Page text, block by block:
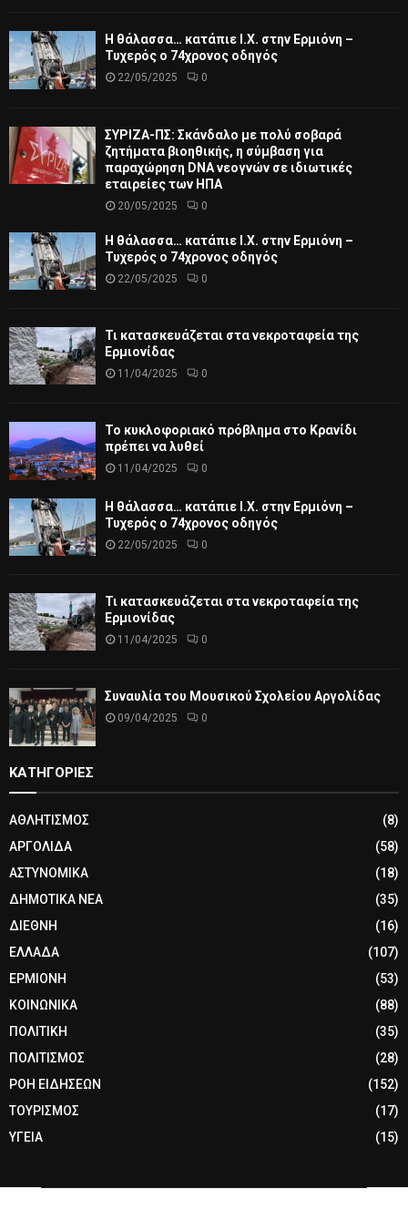
Η θάλασσα… κατάπιε Ι.Χ. στην Ερμιόνη –
Τυχερός ο 74χρονος οδηγός
22/05/2025 0
ΣΥΡΙΖΑ-ΠΣ: Σκάνδαλο με πολύ σοβαρά
ζητήματα βιοηθικής, η σύμβαση για
παραχώρηση DNA νεογνών σε ιδιωτικές
εταιρείες των ΗΠΑ
20/05/2025 0
Η θάλασσα… κατάπιε Ι.Χ. στην Ερμιόνη –
Τυχερός ο 74χρονος οδηγός
22/05/2025 0
Τι κατασκευάζεται στα νεκροταφεία της
Ερμιονίδας
11/04/2025 0
Το κυκλοφοριακό πρόβλημα στο Κρανίδι
πρέπει να λυθεί
11/04/2025 0
Η θάλασσα… κατάπιε Ι.Χ. στην Ερμιόνη –
Τυχερός ο 74χρονος οδηγός
22/05/2025 0
Τι κατασκευάζεται στα νεκροταφεία της
Ερμιονίδας
11/04/2025 0
Συναυλία του Μουσικού Σχολείου Αργολίδας
09/04/2025 0
ΚΑΤΗΓΟΡΙΕΣ
ΑΘΛΗΤΙΣΜΟΣ
(8)
ΑΡΓΟΛΙΔΑ
(58)
ΑΣΤΥΝΟΜΙΚΑ
(18)
ΔΗΜΟΤΙΚΑ ΝΕΑ
(35)
ΔΙΕΘΝΗ
(16)
ΕΛΛΑΔΑ
(107)
ΕΡΜΙΟΝΗ
(53)
ΚΟΙΝΩΝΙΚΑ
(88)
ΠΟΛΙΤΙΚΗ
(35)
ΠΟΛΙΤΙΣΜΟΣ
(28)
ΡΟΗ ΕΙΔΗΣΕΩΝ
(152)
ΤΟΥΡΙΣΜΟΣ
(17)
ΥΓΕΙΑ
(15)